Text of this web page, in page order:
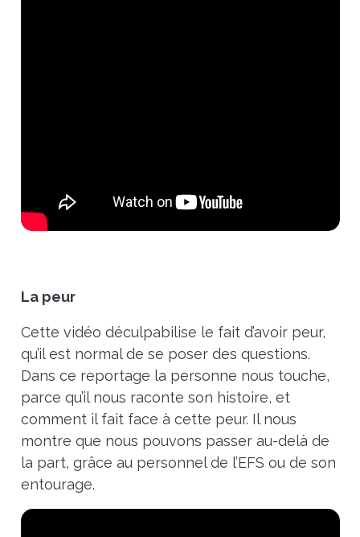
La peur
Cette vidéo déculpabilise le fait d’avoir peur,
qu’il est normal de se poser des questions.
Dans ce reportage la personne nous touche,
parce qu’il nous raconte son histoire, et
comment il fait face à cette peur. Il nous
montre que nous pouvons passer au-delà de
la part, grâce au personnel de l’EFS ou de son
entourage.